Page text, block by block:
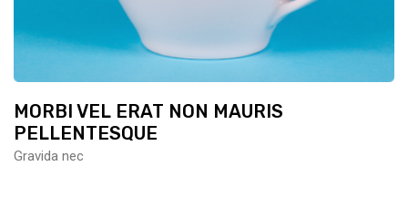
MORBI VEL ERAT NON MAURIS
PELLENTESQUE
Gravida nec